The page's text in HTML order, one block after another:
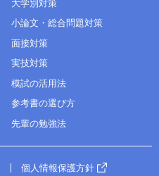
大学別対策
小論文・総合問題対策
面接対策
実技対策
模試の活用法
参考書の選び方
先輩の勉強法
個人情報保護方針